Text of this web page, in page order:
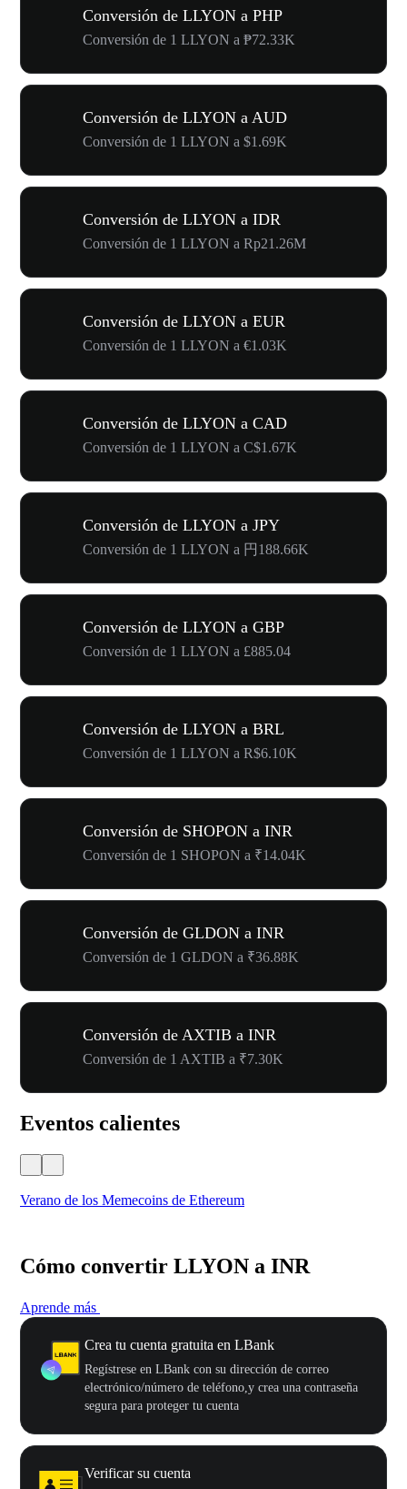
Conversión de LLYON a PHP
Conversión de 1 LLYON a ₱72.33K
Conversión de LLYON a AUD
Conversión de 1 LLYON a $1.69K
Conversión de LLYON a IDR
Conversión de 1 LLYON a Rp21.26M
Conversión de LLYON a EUR
Conversión de 1 LLYON a €1.03K
Conversión de LLYON a CAD
Conversión de 1 LLYON a C$1.67K
Conversión de LLYON a JPY
Conversión de 1 LLYON a 円188.66K
Conversión de LLYON a GBP
Conversión de 1 LLYON a £885.04
Conversión de LLYON a BRL
Conversión de 1 LLYON a R$6.10K
Conversión de SHOPON a INR
Conversión de 1 SHOPON a ₹14.04K
Conversión de GLDON a INR
Conversión de 1 GLDON a ₹36.88K
Conversión de AXTIB a INR
Conversión de 1 AXTIB a ₹7.30K
Eventos calientes
Verano de los Memecoins de Ethereum
Cómo convertir LLYON a INR
Aprende más
Crea tu cuenta gratuita en LBank
Regístrese en LBank con su dirección de correo
electrónico/número de teléfono,y crea una contraseña
segura para proteger tu cuenta
Verificar su cuenta